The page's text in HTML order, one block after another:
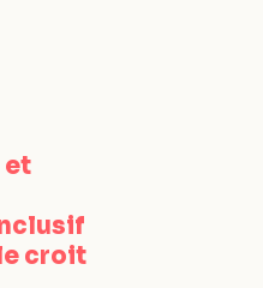
et
croit